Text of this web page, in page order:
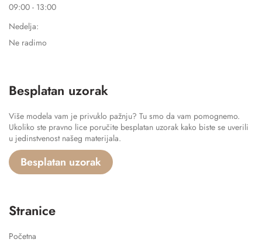
09:00 - 13:00
Nedelja:
Ne radimo
Besplatan uzorak
Više modela vam je privuklo pažnju? Tu smo da vam pomognemo.
Ukoliko ste pravno lice poručite besplatan uzorak kako biste se uverili
u jedinstvenost našeg materijala.
Besplatan uzorak
Stranice
Početna